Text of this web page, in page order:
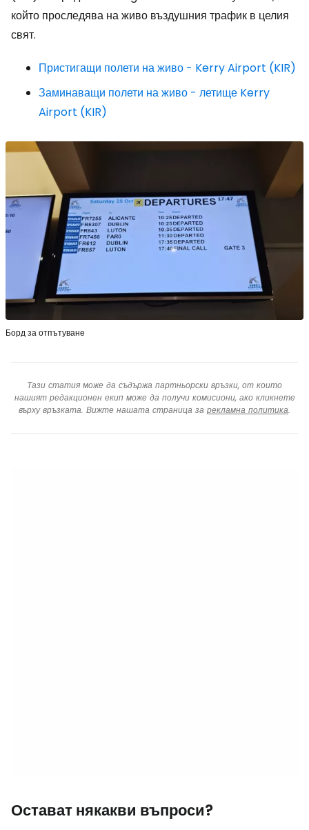
който проследява на живо въздушния трафик в целия
свят.
Пристигащи полети на живо - Kerry Airport (KIR)
Заминаващи полети на живо - летище Kerry
Airport (KIR)
Борд за отпътуване
Тази статия може да съдържа партньорски връзки, от които
нашият редакционен екип може да получи комисиони, ако кликнете
върху връзката. Вижте нашата страница за рекламна политика.
Остават някакви въпроси?